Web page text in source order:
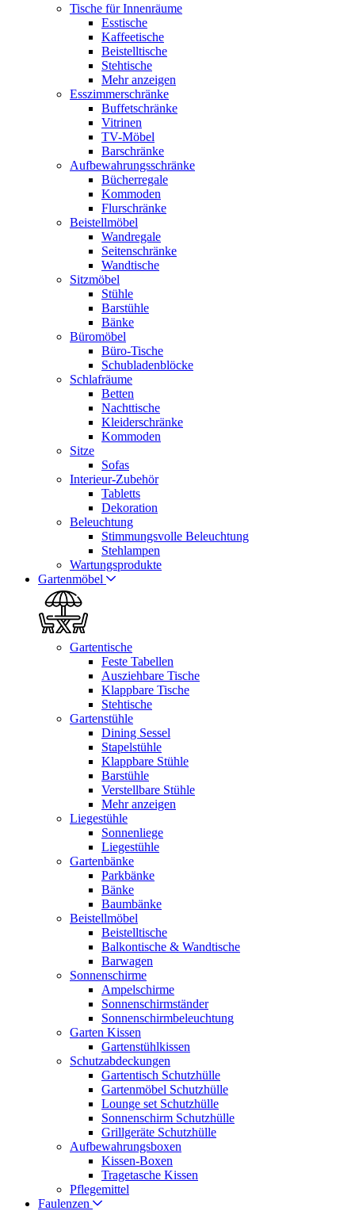
Tische für Innenräume
Esstische
Kaffeetische
Beistelltische
Stehtische
Mehr anzeigen
Esszimmerschränke
Buffetschränke
Vitrinen
TV-Möbel
Barschränke
Aufbewahrungsschränke
Bücherregale
Kommoden
Flurschränke
Beistellmöbel
Wandregale
Seitenschränke
Wandtische
Sitzmöbel
Stühle
Barstühle
Bänke
Büromöbel
Büro-Tische
Schubladenblöcke
Schlafräume
Betten
Nachttische
Kleiderschränke
Kommoden
Sitze
Sofas
Interieur-Zubehör
Tabletts
Dekoration
Beleuchtung
Stimmungsvolle Beleuchtung
Stehlampen
Wartungsprodukte
Gartenmöbel
Gartentische
Feste Tabellen
Ausziehbare Tische
Klappbare Tische
Stehtische
Gartenstühle
Dining Sessel
Stapelstühle
Klappbare Stühle
Barstühle
Verstellbare Stühle
Mehr anzeigen
Liegestühle
Sonnenliege
Liegestühle
Gartenbänke
Parkbänke
Bänke
Baumbänke
Beistellmöbel
Beistelltische
Balkontische & Wandtische
Barwagen
Sonnenschirme
Ampelschirme
Sonnenschirmständer
Sonnenschirmbeleuchtung
Garten Kissen
Gartenstühlkissen
Schutzabdeckungen
Gartentisch Schutzhülle
Gartenmöbel Schutzhülle
Lounge set Schutzhülle
Sonnenschirm Schutzhülle
Grillgeräte Schutzhülle
Aufbewahrungsboxen
Kissen-Boxen
Tragetasche Kissen
Pflegemittel
Faulenzen